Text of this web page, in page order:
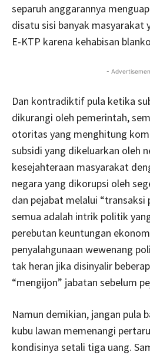
separuh anggarannya
disatu sisi banyak masyarakat
E-KTP karena kehabisan
-
Dan kontradiktif pula ketika
dikurangi oleh pemerintah,
otoritas yang menghitung
subsidi yang dikeluarkan oleh
kesejahteraan masyarakat
negara yang dikorupsi oleh
dan pejabat melalui “transaksi
semua adalah intrik politik
perebutan keuntungan
penyalahgunaan wewenang
tak heran jika disinyalir
“mengijon” jabatan sebelum
Namun demikian, jangan pula
kubu lawan memenangi
kondisinya setali tiga uang.